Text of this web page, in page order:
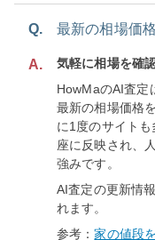
Q. 最新の相場価
A.
気軽に相場を確
HowMaのAI査定
最新の相場価格
に1度のサイト
座に反映され、
強みです。
AI査定の更新情
れます。
参考：家の値段